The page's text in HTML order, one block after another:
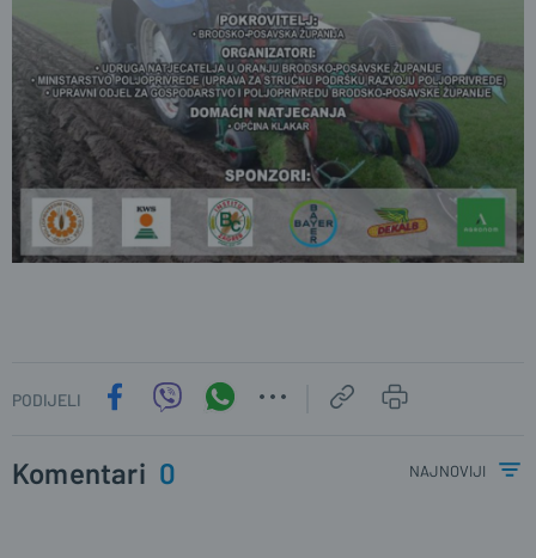
PODIJELI
Komentari 0 najnoviji